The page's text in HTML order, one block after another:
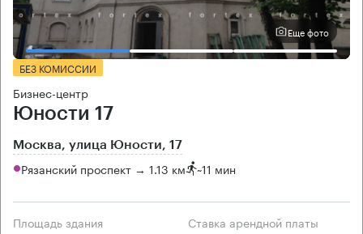
Еще фото
БЕЗ КОМИССИИ
Бизнес-центр
Юности 17
Москва, улица Юности, 17
Рязанский проспект → 1.13 км ~11 мин
Площадь здания Ставка арендной платы